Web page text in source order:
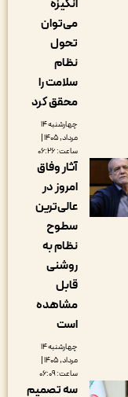
می‌توان
سلامت را
محقق کرد
چهارشنبه ۱۴
مرداد, ۱۴۰۵ |
آثار وفاق
امروز در
عالی‌ترین
نظام به
مشاهده
چهارشنبه ۱۴
مرداد, ۱۴۰۵ |
سه تصمیم